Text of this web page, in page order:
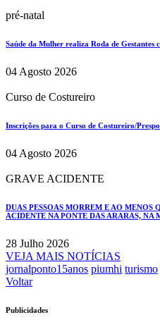
pré-natal
Saúde da Mulher realiza Roda de
04 Agosto 2026
Curso de Costureiro
Inscrições para o Curso de Costureiro/
04 Agosto 2026
GRAVE ACIDENTE
DUAS PESSOAS MORREM E AO
ACIDENTE NA PONTE DAS ARARAS, NA
28 Julho 2026
VEJA MAIS NOTÍCIAS
jornalponto15anos piumhi turismo
Voltar
Publicidades